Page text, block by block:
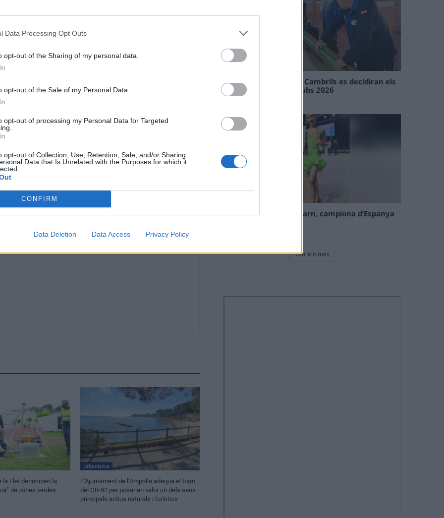
Data Processing Opt Outs
opt-out of the Sharing of my personal data.
opt-out of the Sale of my Personal Data.
opt-out of processing my Personal Data for Targeted
opt-out of Collection, Use, Retention, Sale, and/or Sharing
Data that Is Unrelated with the Purposes for which it
CONFIRM
Data Deletion Data Access Privacy Policy
Enric Adell, ha ressaltat l’estalvi energètic que
a més de recordar la importància estratègica de
del pas inferior de la C-12. “
En aquest cas, des de la Diputació aportem
ajudant els ajuntaments del territori perquè
El Consell Comarcal de la Terra Alta inicia unes
jornades sobre corresponsabilitat familiar adreçades
als homes de la comarca
la Llet denuncien la
de zones verdes
Urbanisme
L’Ajuntament de l’Ampolla adequa el tram
del GR-92 per posar en valor un dels seus
principals actius naturals i turístics
En les tirades de Flix i Cambrils es decidiran els
campions de l’Interclubs 2026
La tortosina Cinta Talarn, campiona d’Espanya
Veure'n més